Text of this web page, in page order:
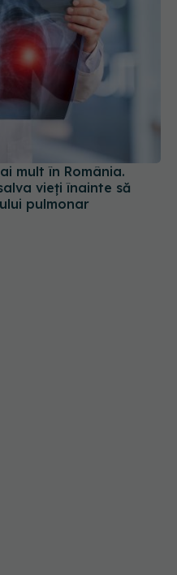
mult în România.
vieți înainte să
pulmonar